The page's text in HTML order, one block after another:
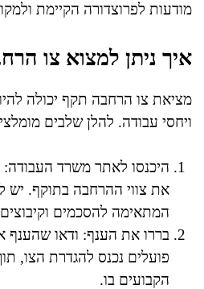
מודעות לפרוצדורה הקיימת
איך ניתן למצוא צו
מציאת צו הרחבה תקף יכולה
ויחסי עבודה. להלן שלבים
היכנסו לאתר משרד
את צווי ההרחבה בתוקף. יש
המתאימה להסכמים
בררו את הענף: ודאו שהענף
פועלים נכנס להגדרת הצו,
הקבועים בו.